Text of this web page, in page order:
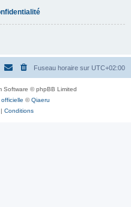
Fuseau horaire sur UTC+02:00
Software © phpBB Limited
©Qiaeru
| Conditions